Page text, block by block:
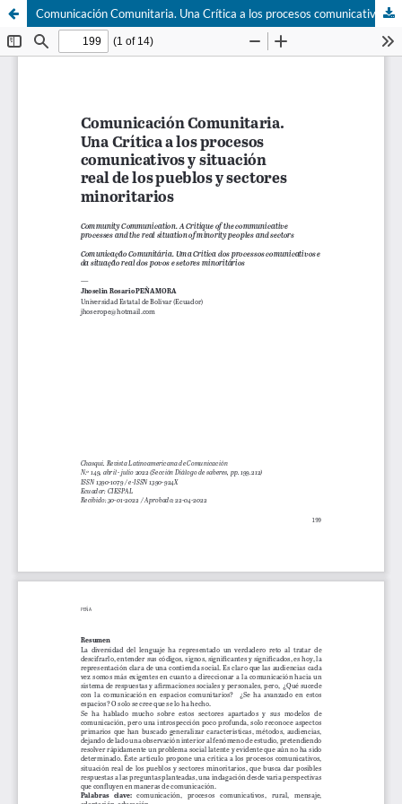
Comunicación Comunitaria. Una Crítica a los procesos comunicativos y situación real de los pueblos y sectores minoritarios.